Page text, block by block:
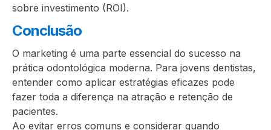
sobre investimento (ROI).
Conclusão
O marketing é uma parte essencial do sucesso na
prática odontológica moderna. Para jovens dentistas,
entender como aplicar estratégias eficazes pode
fazer toda a diferença na atração e retenção de
pacientes.
Ao evitar erros comuns e considerar quando